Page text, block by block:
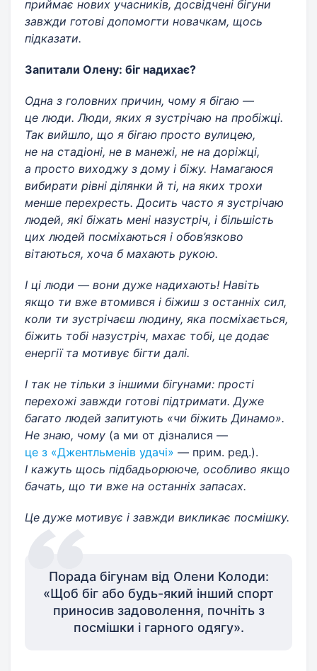
приймає нових учасників, досвідчені бігуни
завжди готові допомогти новачкам, щось
підказати.
Запитали Олену: біг надихає?
Одна з головних причин, чому я бігаю —
це люди. Люди, яких я зустрічаю на пробіжці.
Так вийшло, що я бігаю просто вулицею,
не на стадіоні, не в манежі, не на доріжці,
а просто виходжу з дому і біжу. Намагаюся
вибирати рівні ділянки й ті, на яких трохи
менше перехресть. Досить часто я зустрічаю
людей, які біжать мені назустріч, і більшість
цих людей посміхаються і обов’язково
вітаються, хоча б махають рукою.
І ці люди — вони дуже надихають! Навіть
якщо ти вже втомився і біжиш з останніх сил,
коли ти зустрічаєш людину, яка посміхається,
біжить тобі назустріч, махає тобі, це додає
енергії та мотивує бігти далі.
І так не тільки з іншими бігунами: прості
перехожі завжди готові підтримати. Дуже
багато людей запитують «чи біжить Динамо».
Не знаю, чому (а ми от дізналися —
це з «Джентльменів удачі» — прим. ред.).
І кажуть щось підбадьорююче, особливо якщо
бачать, що ти вже на останніх запасах.
Це дуже мотивує і завжди викликає посмішку.
Порада бігунам від Олени Колоди:
«Щоб біг або будь-який інший спорт
приносив задоволення, почніть з
посмішки і гарного одягу».